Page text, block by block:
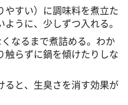
すい）に調味料を煮立た
うに、少しずつ入れる。
なるまで煮詰める。わか
触らずに鍋を傾けたりしな
ると、生臭さを消す効果が